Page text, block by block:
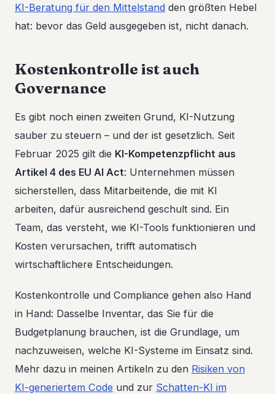
KI-Beratung für den Mittelstand den größten Hebel
hat: bevor das Geld ausgegeben ist, nicht danach.
Kostenkontrolle ist auch
Governance
Es gibt noch einen zweiten Grund, KI-Nutzung
sauber zu steuern – und der ist gesetzlich. Seit
Februar 2025 gilt die KI-Kompetenzpflicht aus
Artikel 4 des EU AI Act: Unternehmen müssen
sicherstellen, dass Mitarbeitende, die mit KI
arbeiten, dafür ausreichend geschult sind. Ein
Team, das versteht, wie KI-Tools funktionieren und
Kosten verursachen, trifft automatisch
wirtschaftlichere Entscheidungen.
Kostenkontrolle und Compliance gehen also Hand
in Hand: Dasselbe Inventar, das Sie für die
Budgetplanung brauchen, ist die Grundlage, um
nachzuweisen, welche KI-Systeme im Einsatz sind.
Mehr dazu in meinen Artikeln zu den Risiken von
KI-generiertem Code und zur Schatten-KI im